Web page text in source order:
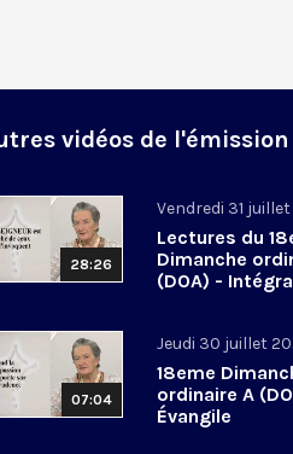
vidéos de l'émission
28:26
Vendredi 31
Lectures du
Dimanche
(DOA) -
07:04
Jeudi 30 juillet
18eme
ordinaire A
Évangile